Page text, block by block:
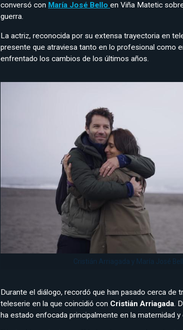
conversó con María José Bello en Viña Matetic
guerra.
La actriz, reconocida por su extensa trayectoria en
presente que atraviesa tanto en lo profesional como
enfrentado los cambios de los últimos años.
Cristián Arriagada y María José
Durante el diálogo, recordó que han pasado cerca de
teleserie en la que coincidió con Cristián Arriagada.
ha estado enfocada principalmente en la maternidad